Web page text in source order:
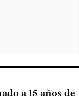
a 15 años de